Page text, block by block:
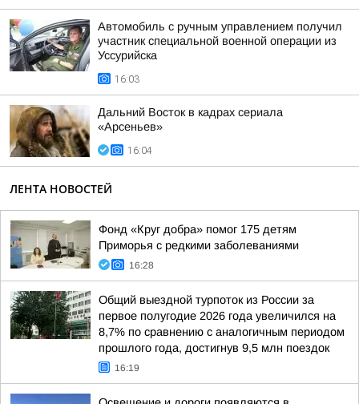
Автомобиль с ручным управлением получил
участник специальной военной операции из
Уссурийска
16:03
Дальний Восток в кадрах сериала
«Арсеньев»
16:04
ЛЕНТА НОВОСТЕЙ
Фонд «Круг добра» помог 175 детям
Приморья с редкими заболеваниями
16:28
Общий выездной турпоток из России за
первое полугодие 2026 года увеличился на
8,7% по сравнению с аналогичным периодом
прошлого года, достигнув 9,5 млн поездок
16:19